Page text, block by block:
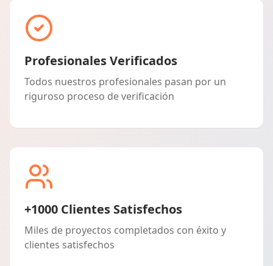
Profesionales Verificados
Todos nuestros profesionales pasan por un
riguroso proceso de verificación
+1000 Clientes Satisfechos
Miles de proyectos completados con éxito y
clientes satisfechos